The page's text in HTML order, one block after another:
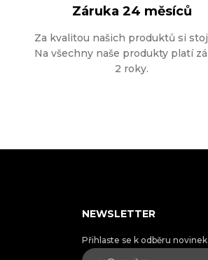
Záruka 24 měsíců
Za kvalitou našich produktů si
Na všechny naše produkty platí
2 roky.
NEWSLETTER
Přihlaste se k odběru novinek